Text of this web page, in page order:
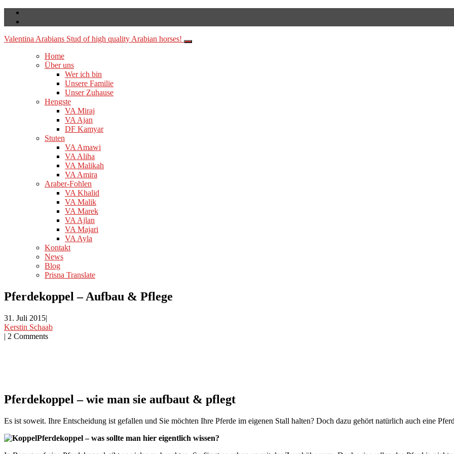
Valentina Arabians Stud of high quality Arabian horses!
Home
Über uns
Wer ich bin
Unsere Familie
Unser Zuhause
Hengste
VA Miraj
VA Ajan
DF Kamyar
Stuten
VA Amawi
VA Aliha
VA Malikah
VA Amira
Araber-Fohlen
VA Khalid
VA Malik
VA Marek
VA Ajlan
VA Majari
VA Ayla
Kontakt
News
Blog
Prisna Translate
Pferdekoppel – Aufbau & Pflege
31. Juli 2015|
Kerstin Schaab
| 2 Comments
Pferdekoppel – wie man sie aufbaut & pflegt
Es ist soweit. Ihre Entscheidung ist gefallen und Sie möchten Ihre Pferde im eigenen Stall halten? Doch dazu gehört natürlich auch eine
Pferdekoppel – was sollte man hier eigentlich wissen?